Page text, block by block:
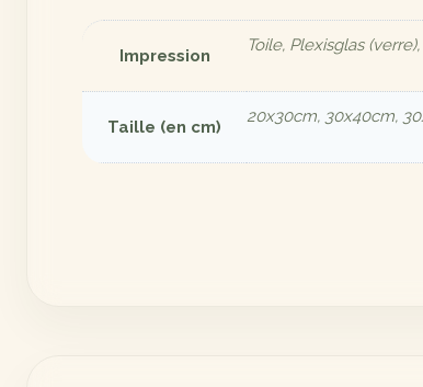
Impression
Toile, Plexisglas
Taille (en cm)
20x30cm, 30x40cm,